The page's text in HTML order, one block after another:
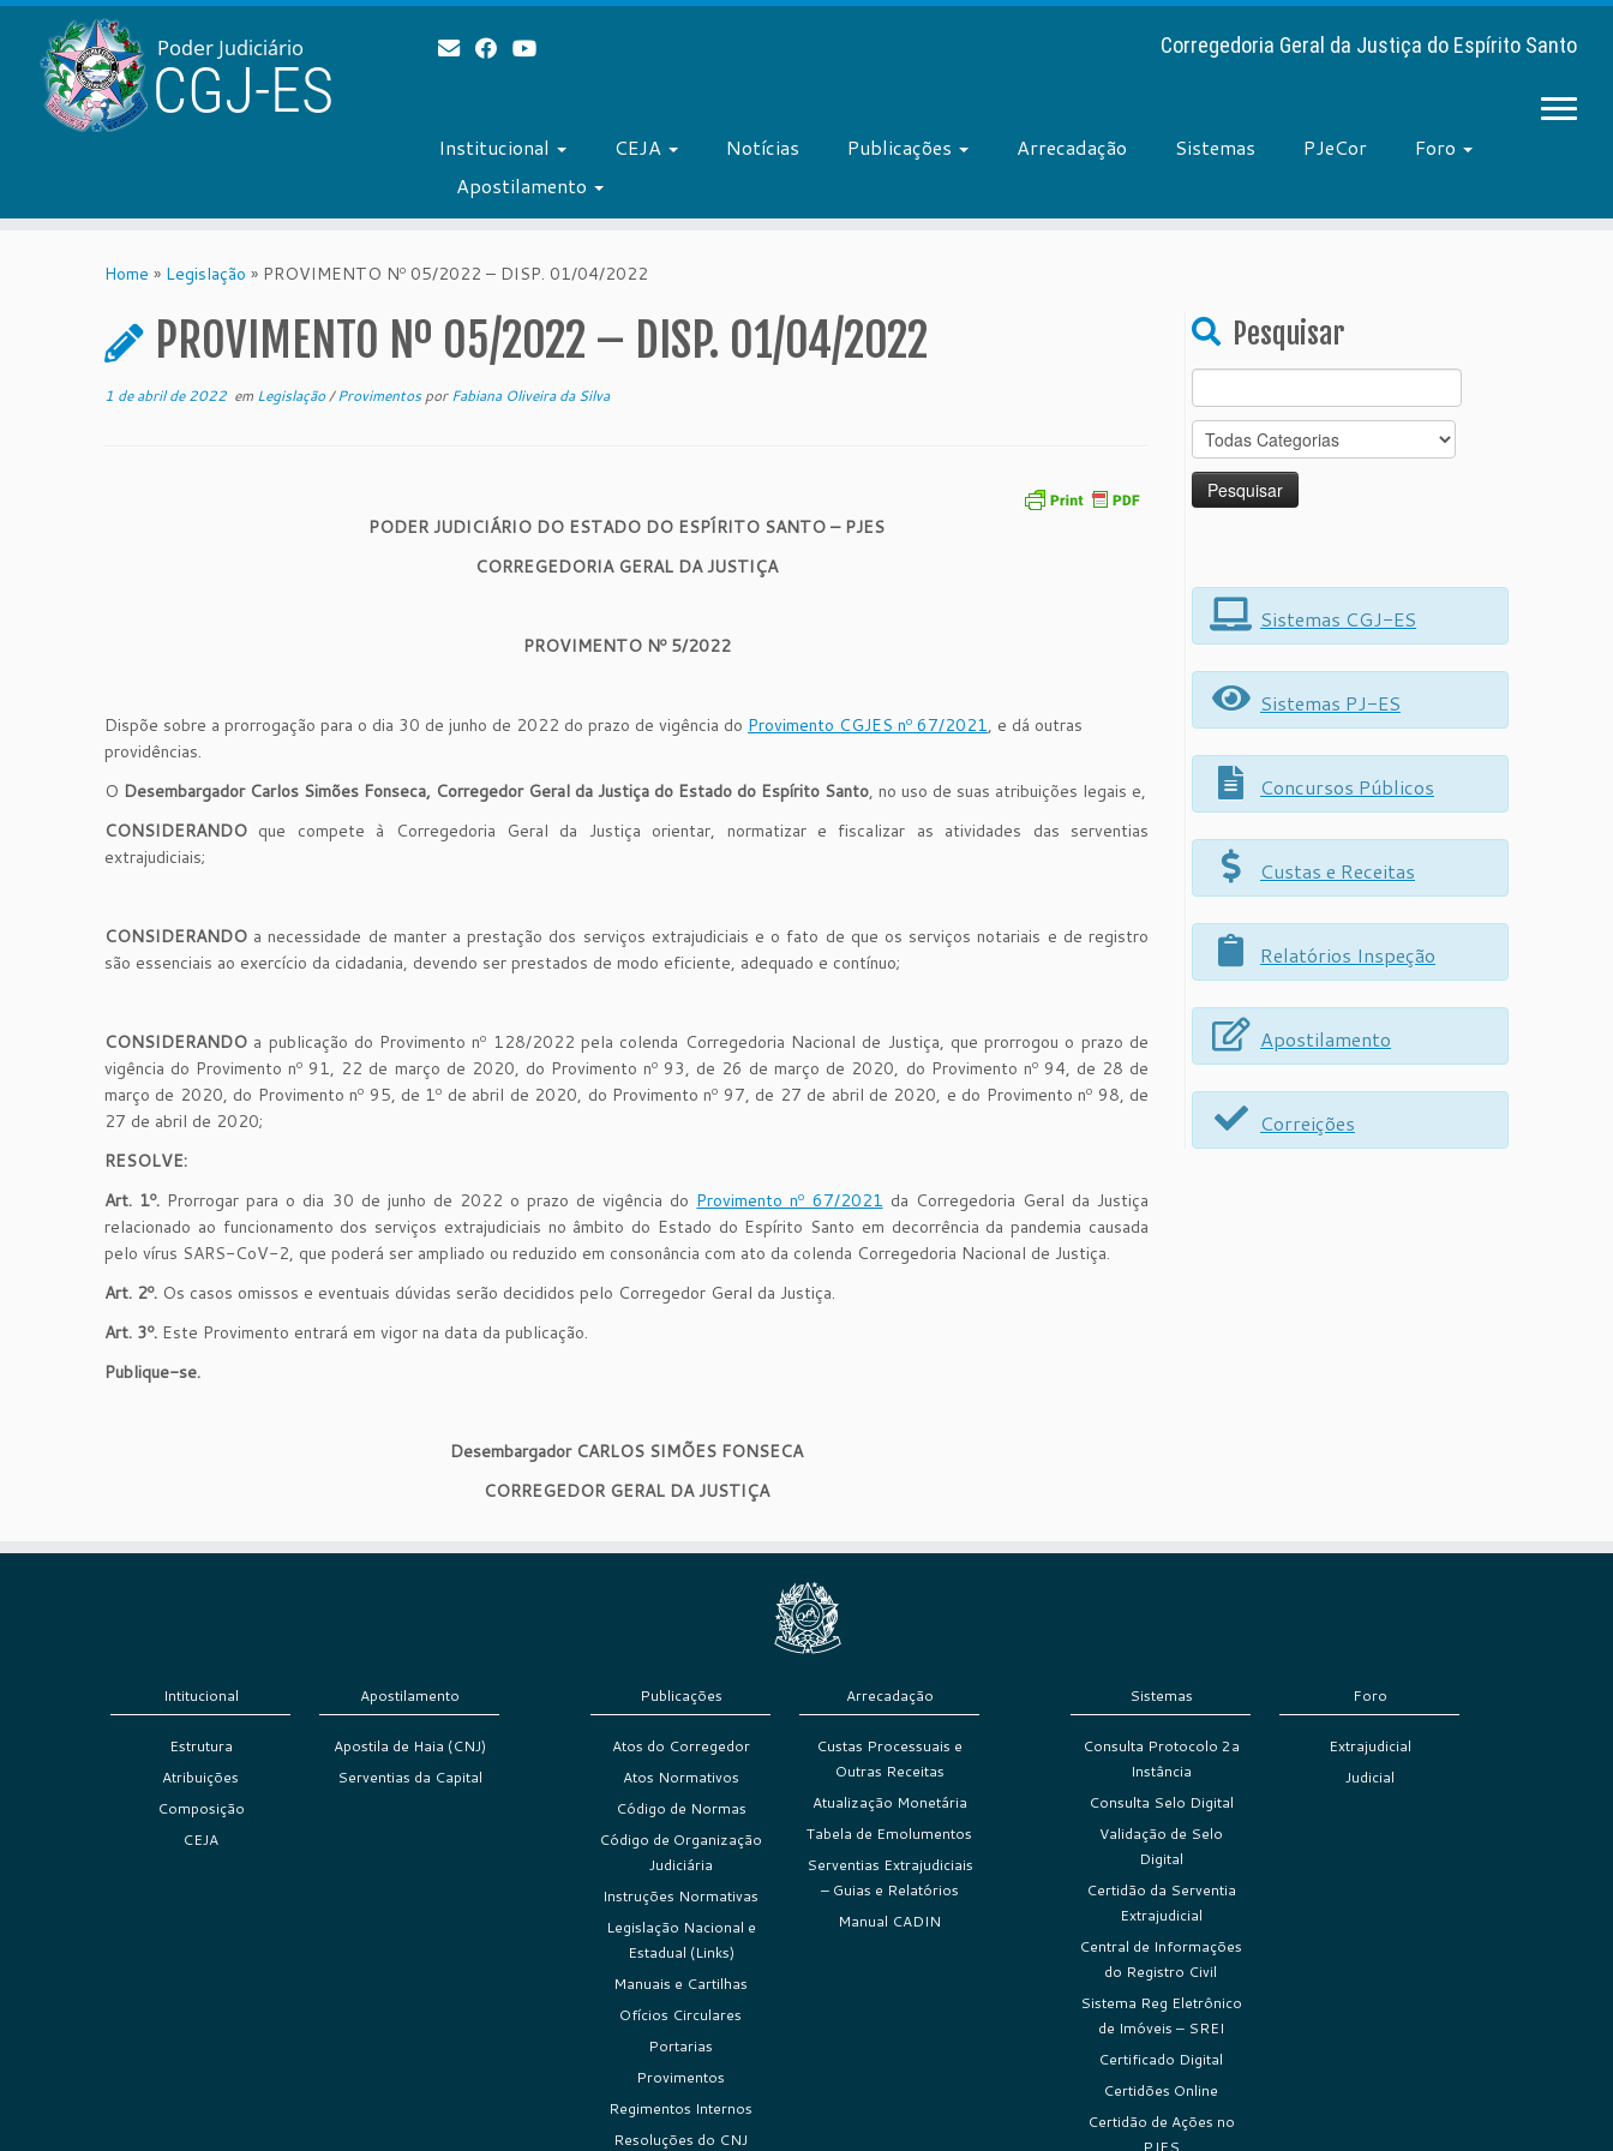
Corregedoria Geral da Justiça do Espírito Santo
Institucional CEJA Notícias Publicações Arrecadação Sistemas PJeCor
Foro
Apostilamento
Home » Legislação » PROVIMENTO Nº 05/2022 – DISP. 01/04/2022
PROVIMENTO Nº 05/2022 – DISP. 01/04/2022
1 de abril de 2022 em Legislação/ProvimentosporFabiana Oliveira da Silva
PODER JUDICIÁRIO DO ESTADO DO ESPÍRITO SANTO – PJES
CORREGEDORIA GERAL DA JUSTIÇA
PROVIMENTO Nº 5/2022
Dispõe sobre a prorrogação para o dia 30 de junho de 2022 do prazo de vigência do Provimento CGJES nº 67/2021, e dá outras
providências.
O Desembargador Carlos Simões Fonseca, Corregedor Geral da Justiça do Estado do Espírito Santo, no uso de suas atribuições legais e,
CONSIDERANDO que compete à Corregedoria Geral da Justiça orientar, normatizar e fiscalizar as atividades das serventias
extrajudiciais;
CONSIDERANDO a necessidade de manter a prestação dos serviços extrajudiciais e o fato de que os serviços notariais e de registro
são essenciais ao exercício da cidadania, devendo ser prestados de modo eficiente, adequado e contínuo;
CONSIDERANDO a publicação do Provimento nº 128/2022 pela colenda Corregedoria Nacional de Justiça, que prorrogou o prazo de
vigência do Provimento nº 91, 22 de março de 2020, do Provimento nº 93, de 26 de março de 2020, do Provimento nº 94, de 28 de
março de 2020, do Provimento nº 95, de 1º de abril de 2020, do Provimento nº 97, de 27 de abril de 2020, e do Provimento nº 98, de
27 de abril de 2020;
RESOLVE:
Art. 1º. Prorrogar para o dia 30 de junho de 2022 o prazo de vigência do Provimento nº 67/2021 da Corregedoria Geral da Justiça
relacionado ao funcionamento dos serviços extrajudiciais no âmbito do Estado do Espírito Santo em decorrência da pandemia causada
pelo vírus SARS-CoV-2, que poderá ser ampliado ou reduzido em consonância com ato da colenda Corregedoria Nacional de Justiça.
Art. 2º. Os casos omissos e eventuais dúvidas serão decididos pelo Corregedor Geral da Justiça.
Art. 3º. Este Provimento entrará em vigor na data da publicação.
Publique-se.
Desembargador CARLOS SIMÕES FONSECA
CORREGEDOR GERAL DA JUSTIÇA
Pesquisar
for:
Sistemas CGJ-ES
Sistemas PJ-ES
Concursos Públicos
Custas e Receitas
Relatórios Inspeção
Apostilamento
Correições
Intitucional
Estrutura
Atribuições
Composição
CEJA
Apostilamento
Apostila de Haia (CNJ)
Serventias da Capital
Publicações
Atos do Corregedor
Atos Normativos
Código de Normas
Código de Organização
Judiciária
Instruções Normativas
Legislação Nacional e
Estadual (Links)
Manuais e Cartilhas
Ofícios Circulares
Portarias
Provimentos
Regimentos Internos
Resoluções do CNJ
Arrecadação
Custas Processuais e
Outras Receitas
Atualização Monetária
Tabela de Emolumentos
Serventias Extrajudiciais
– Guias e Relatórios
Manual CADIN
Sistemas
Consulta Protocolo 2a
Instância
Consulta Selo Digital
Validação de Selo
Digital
Certidão da Serventia
Extrajudicial
Central de Informações
do Registro Civil
Sistema Reg Eletrônico
de Imóveis – SREI
Certificado Digital
Certidões Online
Certidão de Ações no
PJES
Foro
Extrajudicial
Judicial